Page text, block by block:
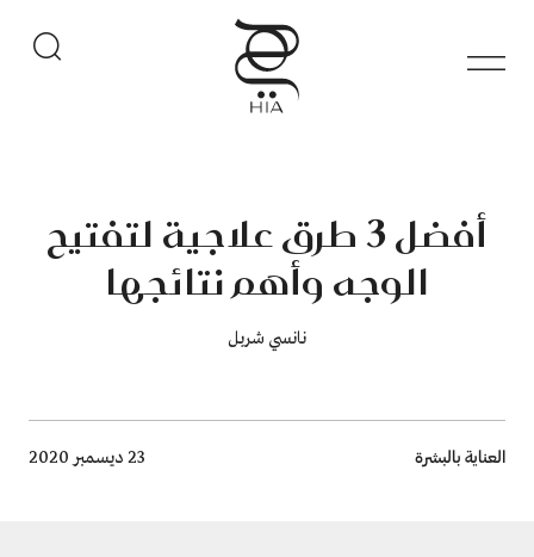
أفضل 3 طرق علاجية لتفتيح
الوجه وأهم نتائجها
نانسي شربل
Breadcrumb
العناية بالبشرة